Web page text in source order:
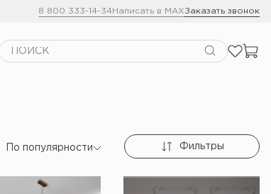
8 800 333-14-34Написать в MAXЗаказать звонок
По популярности Фильтры